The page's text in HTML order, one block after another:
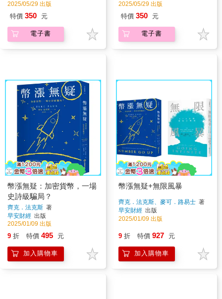
2025/05/29 出版
特價 350 元
電子書
2025/05/29 出版
特價 350 元
電子書
幣漲無疑：加密貨幣，一場
史詩級騙局？
齊克．法克斯 著
早安財經 出版
2025/01/09 出版
9 折 特價 495 元
加入購物車
幣漲無疑+無限風暴
齊克．法克斯、麥可．路易士 著
早安財經 出版
2025/01/09 出版
9 折 特價 927 元
加入購物車